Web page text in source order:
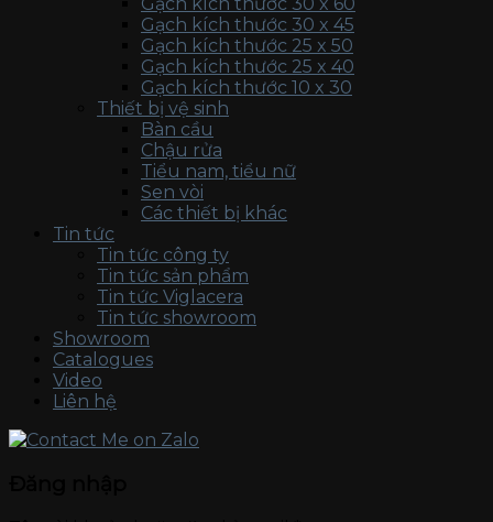
Gạch kích thước 30 x 60
Gạch kích thước 30 x 45
Gạch kích thước 25 x 50
Gạch kích thước 25 x 40
Gạch kích thước 10 x 30
Thiết bị vệ sinh
Bàn cầu
Chậu rửa
Tiểu nam, tiểu nữ
Sen vòi
Các thiết bị khác
Tin tức
Tin tức công ty
Tin tức sản phẩm
Tin tức Viglacera
Tin tức showroom
Showroom
Catalogues
Video
Liên hệ